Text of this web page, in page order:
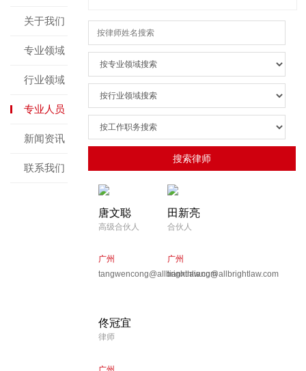
关于我们
专业领域
行业领域
专业人员
新闻资讯
联系我们
唐文聪
高级合伙人
广州
tangwencong@allbrightlaw.com
田新亮
合伙人
广州
tianxinliang@allbrightlaw.com
佟冠宜
律师